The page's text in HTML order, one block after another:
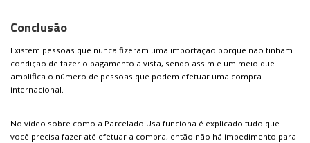
Conclusão
Existem pessoas que nunca fizeram uma importação porque não tinham
condição de fazer o pagamento a vista, sendo assim é um meio que
amplifica o número de pessoas que podem efetuar uma compra
internacional.
No vídeo sobre como a Parcelado Usa funciona é explicado tudo que
você precisa fazer até efetuar a compra, então não há impedimento para